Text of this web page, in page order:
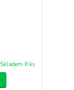
Skladem 8 ks